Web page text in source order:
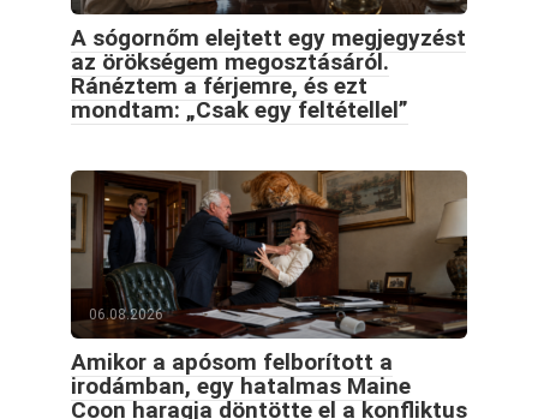
A sógornőm elejtett egy megjegyzést
az örökségem megosztásáról.
Ránéztem a férjemre, és ezt
mondtam: „Csak egy feltétellel”
06.08.2026
Amikor a apósom felborított a
irodámban, egy hatalmas Maine
Coon haragja döntötte el a konfliktus